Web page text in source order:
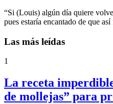
“Si (Louis) algún día quiere
pues estaría encantado de que
Las más leídas
1
La receta
de mollejas” para